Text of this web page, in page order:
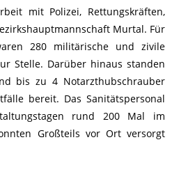
mit Polizei, Rettungskräften,
Murtal. Für
280 militärische und zivile
Stelle. Darüber hinaus standen
bis zu 4 Notarzthubschrauber
bereit. Das Sanitätspersonal
rund 200 Mal im
Großteils vor Ort versorgt